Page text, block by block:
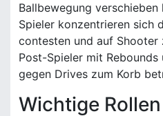
Ballbewegung
Spieler konzentrieren sich
contesten und auf Shooter
Post-Spieler mit
gegen Drives zum Korb
Wichtige